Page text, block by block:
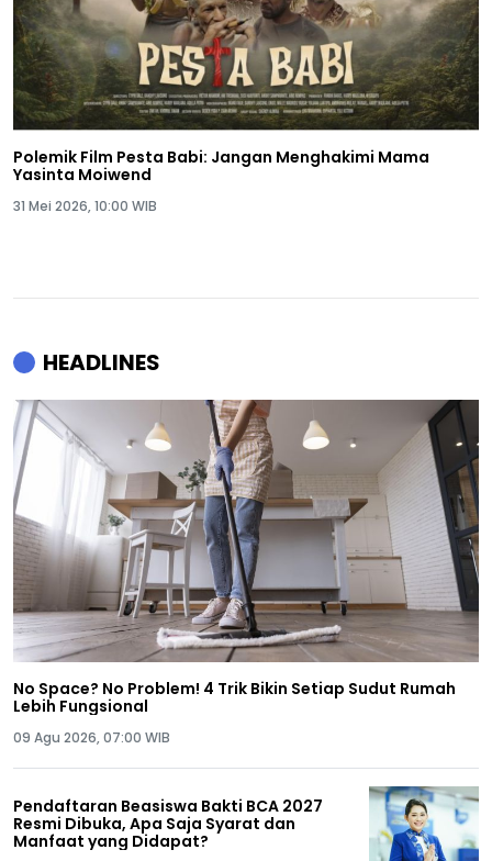
Polemik Film Pesta Babi: Jangan Menghakimi Mama
Yasinta Moiwend
31 Mei 2026, 10:00 WIB
HEADLINES
No Space? No Problem! 4 Trik Bikin Setiap Sudut Rumah
Lebih Fungsional
09 Agu 2026, 07:00 WIB
Pendaftaran Beasiswa Bakti BCA 2027
Resmi Dibuka, Apa Saja Syarat dan
Manfaat yang Didapat?